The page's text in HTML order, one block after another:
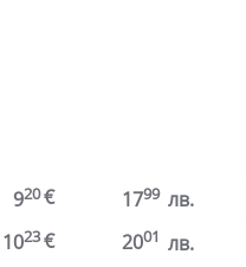
920€ 1799 лв.
1023€ 2001 лв.